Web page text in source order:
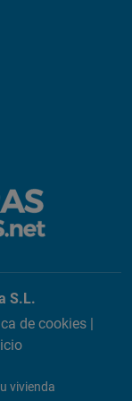
S.L.
de cookies |
vivienda